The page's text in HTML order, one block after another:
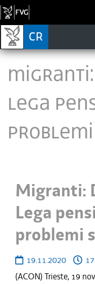
Migranti:
Lega
Migranti:
Lega
problemi
19.11.2020
(ACON) Trieste, 19